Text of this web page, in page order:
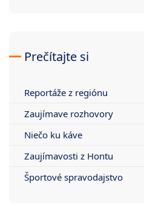
Prečítajte si
Reportáže z regiónu
Zaujímave rozhovory
Niečo ku káve
Zaujímavosti z Hontu
Športové spravodajstvo